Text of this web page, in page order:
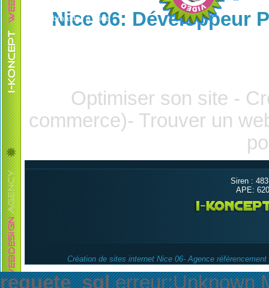
Webmaster à Nice
Nice 06: Développeur
Optimiser son site -
commerce)- Trouver un
Siren :
APE:
Création de sites internet Nice 06- Agence référencement
requete_sqlerreur:Unknown